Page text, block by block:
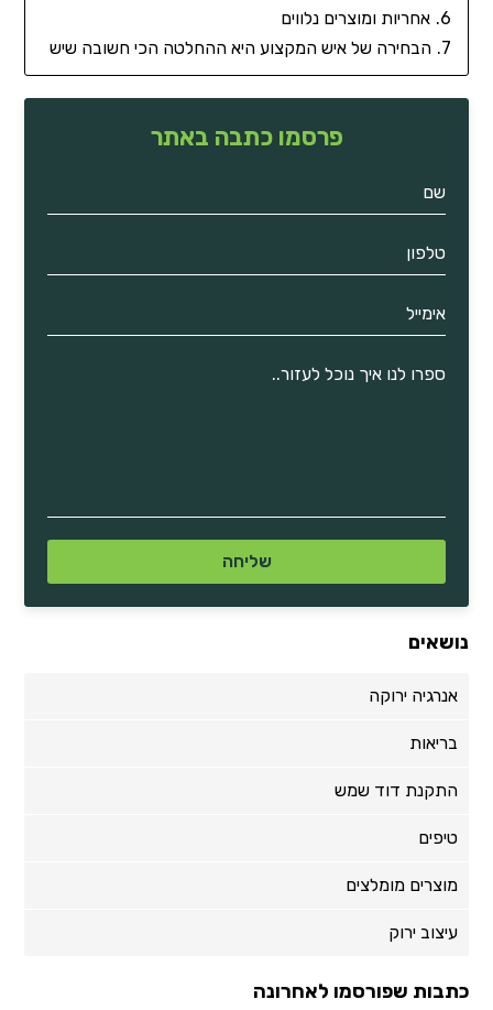
אחריות ומוצרים נלווים
הבחירה של איש המקצוע היא ההחלטה הכי חשובה שיש
פרסמו כתבה באתר
נושאים
אנרגיה ירוקה
בריאות
התקנת דוד שמש
טיפים
מוצרים מומלצים
עיצוב ירוק
כתבות שפורסמו לאחרונה